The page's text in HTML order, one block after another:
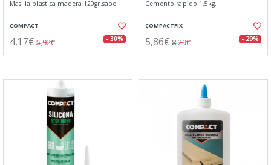
Masilla plastica madera 120gr.sapeli
COMPACT
4,17€ 5,92€ - 30%
Cemento rapido 1,5kg.
COMPACTFIX
5,86€ 8,29€ - 29%